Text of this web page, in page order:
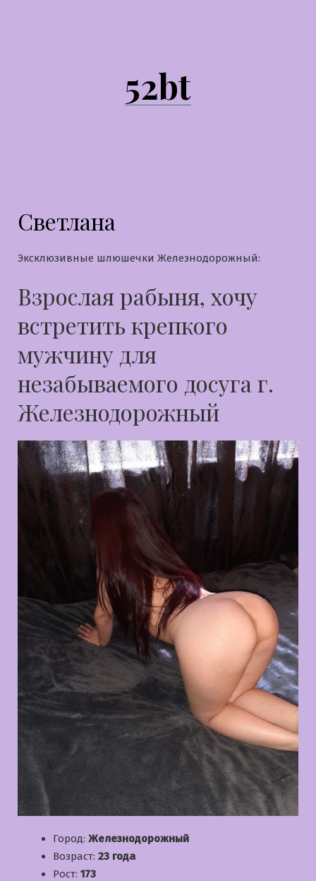
52bt
Светлана
Эксклюзивные шлюшечки Железнодорожный:
Взрослая рабыня, хочу
встретить крепкого
мужчину для
незабываемого досуга г.
Железнодорожный
Город: Железнодорожный
Возраст: 23 года
Рост: 173